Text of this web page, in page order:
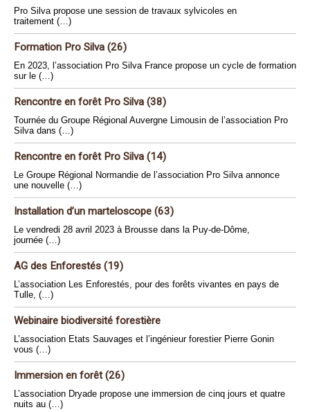
Pro Silva propose une session de travaux sylvicoles en
traitement (…)
Formation Pro Silva (26)
En 2023, l’association Pro Silva France propose un cycle de formation
sur le (…)
Rencontre en forêt Pro Silva (38)
Tournée du Groupe Régional Auvergne Limousin de l’association Pro
Silva dans (…)
Rencontre en forêt Pro Silva (14)
Le Groupe Régional Normandie de l’association Pro Silva annonce
une nouvelle (…)
Installation d’un marteloscope (63)
Le vendredi 28 avril 2023 à Brousse dans la Puy-de-Dôme,
journée (…)
AG des Enforestés (19)
L’association Les Enforestés, pour des forêts vivantes en pays de
Tulle, (…)
Webinaire biodiversité forestière
L’association Etats Sauvages et l’ingénieur forestier Pierre Gonin
vous (…)
Immersion en forêt (26)
L’association Dryade propose une immersion de cinq jours et quatre
nuits au (…)